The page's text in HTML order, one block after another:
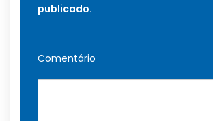
publicado.
Comentário